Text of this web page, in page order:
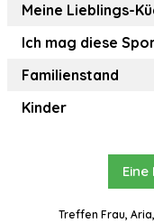
Meine Lieblings-
Ich mag diese
Familienstand
Kinder
Treffen Frau,